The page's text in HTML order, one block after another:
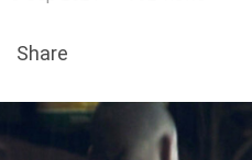
Share